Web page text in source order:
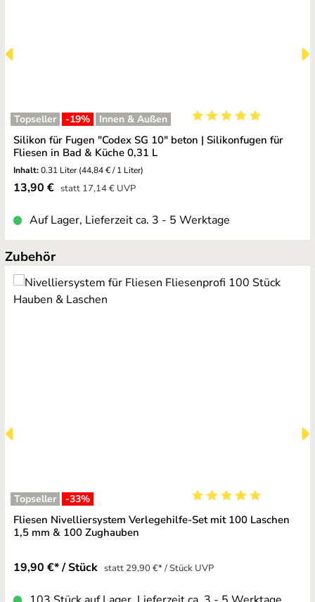
Topseller -19% Innen & Außen
Durchschnittliche
Silikon für Fugen "Codex SG 10" beton | Silikonfugen für
Fliesen in Bad & Küche 0,31 L
Inhalt:0.31 Liter(44,84 € / 1 Liter)
Verkaufspreis:
13,90 € statt Regulärer Preis:
17,14 €UVP
Auf Lager, Lieferzeit ca. 3 - 5 Werktage
Produktgalerie überspringen
Zubehör
Topseller -33%
Durchschnittliche
Fliesen Nivelliersystem Verlegehilfe-Set mit 100 Laschen
1,5 mm & 100 Zughauben
19,90 €* / Stück statt 29,90 €* / Stück UVP